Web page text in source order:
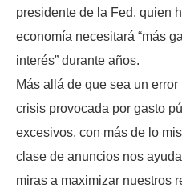
presidente de la Fed, quien
economía necesitará “más
interés” durante años.
Más allá de que sea un
crisis provocada por gasto
excesivos, con más de lo
clase de anuncios nos
miras a maximizar nuestros